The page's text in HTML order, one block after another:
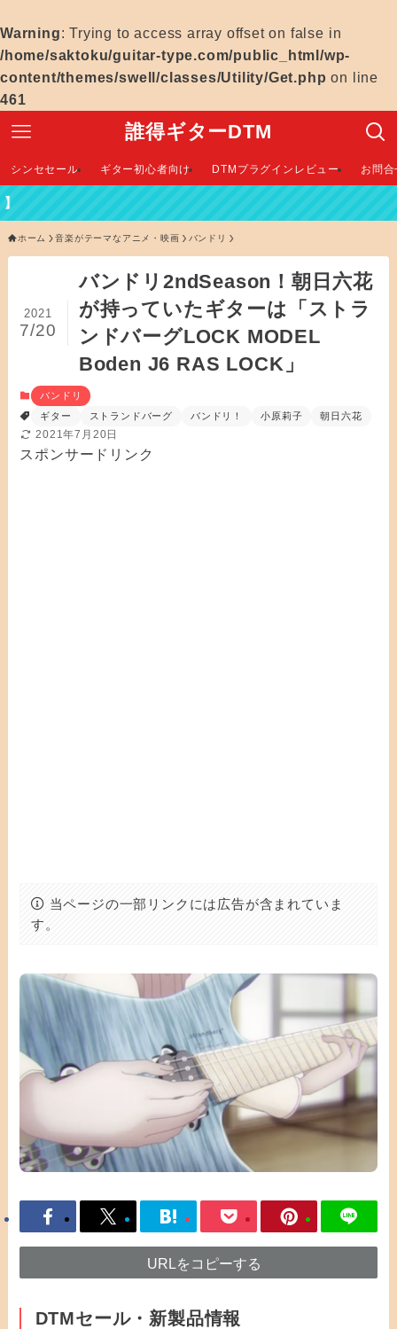
Warning: Trying to access array offset on false in
/home/saktoku/guitar-type.com/public_html/wp-
content/themes/swell/classes/Utility/Get.php on line
461
誰得ギターDTM
シンセセール ギター初心者向け DTMプラグインレビュー お問
ホーム 音楽がテーマなアニメ・映画 バンドリ
バンドリ2ndSeason！朝日六花
が持っていたギターは「ストラ
ンドバーグLOCK MODEL
Boden J6 RAS LOCK」
2021
7/20
バンドリ
ギター
ストランドバーグ バンドリ！ 小原莉子 朝日六花
2021年7月20日
スポンサードリンク
当ページの一部リンクには広告が含まれていま
す。
URLをコピーする
DTMセール・新製品情報